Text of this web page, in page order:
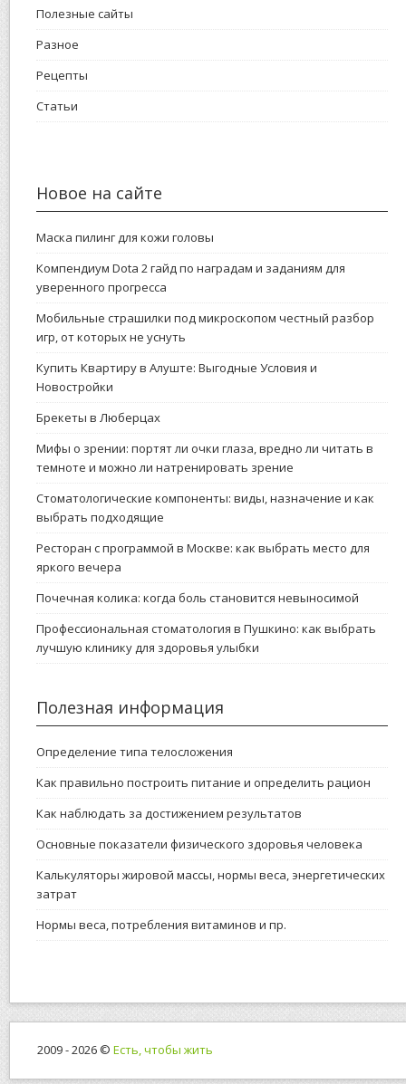
Полезные сайты
Разное
Рецепты
Статьи
Новое на сайте
Маска пилинг для кожи головы
Компендиум Dota 2 гайд по наградам и заданиям для
уверенного прогресса
Мобильные страшилки под микроскопом честный разбор
игр, от которых не уснуть
Купить Квартиру в Алуште: Выгодные Условия и
Новостройки
Брекеты в Люберцах
Мифы о зрении: портят ли очки глаза, вредно ли читать в
темноте и можно ли натренировать зрение
Стоматологические компоненты: виды, назначение и как
выбрать подходящие
Ресторан с программой в Москве: как выбрать место для
яркого вечера
Почечная колика: когда боль становится невыносимой
Профессиональная стоматология в Пушкино: как выбрать
лучшую клинику для здоровья улыбки
Полезная информация
Определение типа телосложения
Как правильно построить питание и определить рацион
Как наблюдать за достижением результатов
Основные показатели физического здоровья человека
Калькуляторы жировой массы, нормы веса, энергетических
затрат
Нормы веса, потребления витаминов и пр.
2009 - 2026 © Есть, чтобы жить